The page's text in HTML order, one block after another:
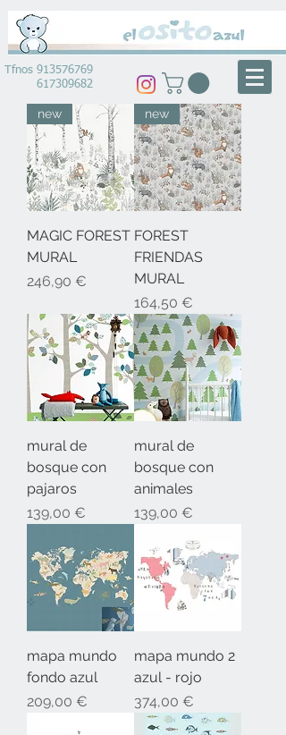
Tfnos 913576769
617309682
new
MAGIC FOREST
MURAL
Precio
246,90 €
new
FOREST
FRIENDAS
MURAL
Precio
164,50 €
mural de
bosque con
pajaros
Precio
139,00 €
mural de
bosque con
animales
Precio
139,00 €
mapa mundo
fondo azul
Precio
209,00 €
mapa mundo 2
azul - rojo
Precio
374,00 €